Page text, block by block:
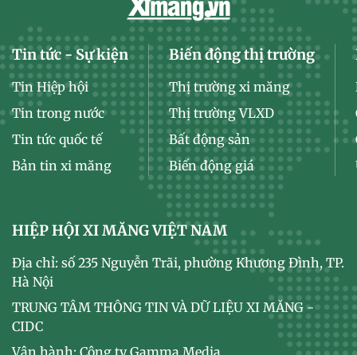
Tin tức - Sự kiện
Tin Hiệp hội
Tin trong nước
Tin tức quốc tế
Bản tin xi măng
Biến động thị trường
Thị trường xi măng
Thị trường VLXD
Bất động sản
Biến động giá
HIỆP HỘI XI MĂNG VIỆT NAM
Địa chỉ: số 235 Nguyễn Trãi, phường Khương Đình, TP.
Hà Nội
TRUNG TÂM THÔNG TIN VÀ DỮ LIỆU XI MĂNG -
CIDC